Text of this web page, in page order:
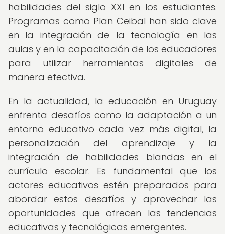
habilidades del siglo XXI en los estudiantes.
Programas como Plan Ceibal han sido clave
en la integración de la tecnología en las
aulas y en la capacitación de los educadores
para utilizar herramientas digitales de
manera efectiva.
En la actualidad, la educación en Uruguay
enfrenta desafíos como la adaptación a un
entorno educativo cada vez más digital, la
personalización del aprendizaje y la
integración de habilidades blandas en el
currículo escolar. Es fundamental que los
actores educativos estén preparados para
abordar estos desafíos y aprovechar las
oportunidades que ofrecen las tendencias
educativas y tecnológicas emergentes.